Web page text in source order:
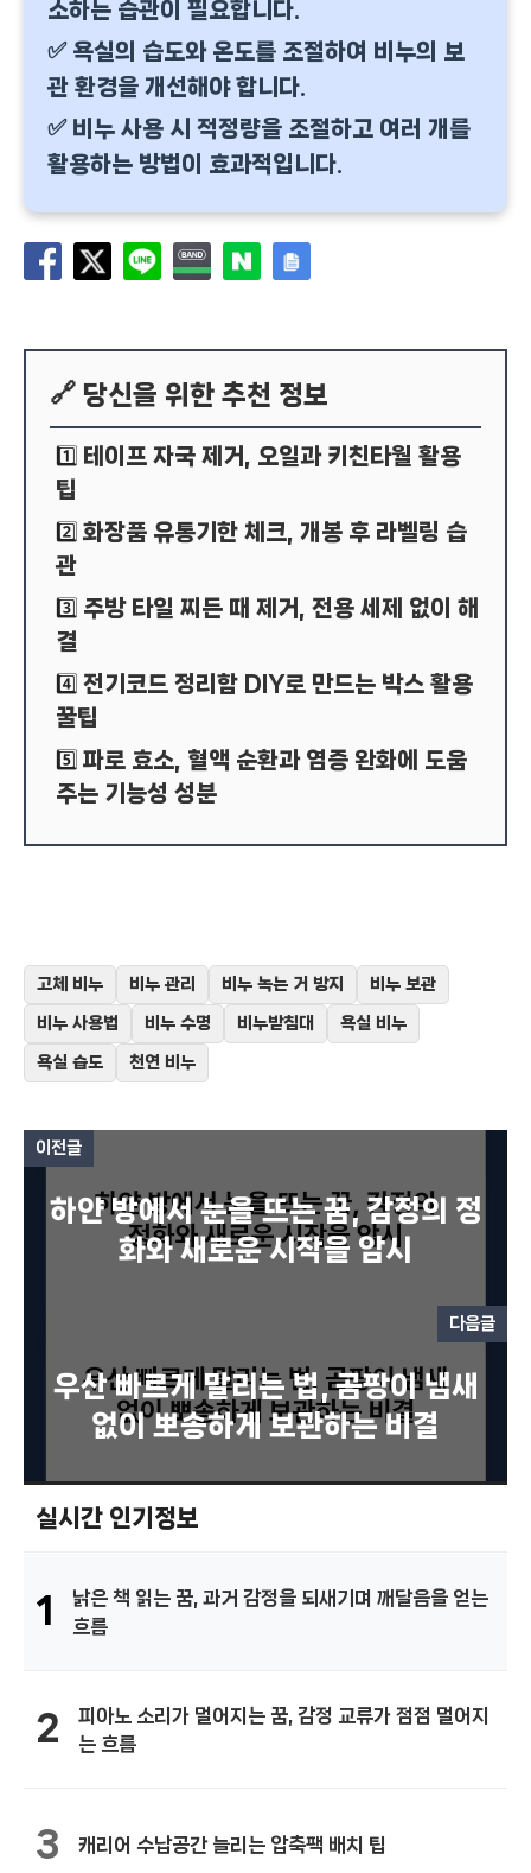
소하는 습관이 필요합니다.
✅ 욕실의 습도와 온도를 조절하여 비누의 보
관 환경을 개선해야 합니다.
✅ 비누 사용 시 적정량을 조절하고 여러 개를
활용하는 방법이 효과적입니다.
🔗 당신을 위한 추천 정보
1️⃣
테이프 자국 제거, 오일과 키친타월 활용
팁
2️⃣ 화장품 유통기한 체크, 개봉 후 라벨링 습
관
3️⃣ 주방 타일 찌든 때 제거, 전용 세제 없이 해
결
4️⃣ 전기코드 정리함 DIY로 만드는 박스 활용
꿀팁
5️⃣ 파로 효소, 혈액 순환과 염증 완화에 도움
주는 기능성 성분
고체 비누 비누 관리 비누 녹는 거 방지 비누 보관
비누 사용법 비누 수명 비누받침대 욕실 비누
욕실 습도 천연 비누
이전글
하얀 방에서 눈을 뜨는 꿈, 감정의 정
화와 새로운 시작을 암시
다음글
우산 빠르게 말리는 법, 곰팡이 냄새
없이 뽀송하게 보관하는 비결
실시간 인기정보
1
낡은 책 읽는 꿈, 과거 감정을 되새기며 깨달음을 얻는
흐름
2
피아노 소리가 멀어지는 꿈, 감정 교류가 점점 멀어지
는 흐름
3 캐리어 수납공간 늘리는 압축팩 배치 팁